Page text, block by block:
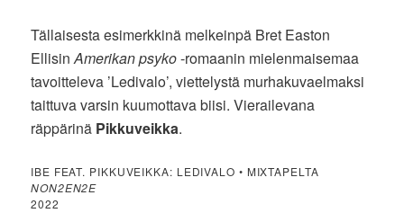
Tällaisesta esimerkkinä melkeinpä Bret Easton
EllisinAmerikan psyko-romaanin mielenmaisemaa
tavoitteleva ’Ledivalo’, viettelystä murhakuvaelmaksi
taittuva varsin kuumottava biisi. Vierailevana
räppärinä Pikkuveikka.
IBE FEAT. PIKKUVEIKKA: LEDIVALO • MIXTAPELTA
NON2EN2E
2022